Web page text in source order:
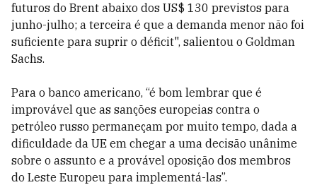
futuros do Brent abaixo dos US$ 130 previstos para
junho-julho; a terceira é que a demanda menor não foi
suficiente para suprir o déficit", salientou o Goldman
Sachs.
Para o banco americano, “é bom lembrar que é
improvável que as sanções europeias contra o
petróleo russo permaneçam por muito tempo, dada a
dificuldade da UE em chegar a uma decisão unânime
sobre o assunto e a provável oposição dos membros
do Leste Europeu para implementá-las”.